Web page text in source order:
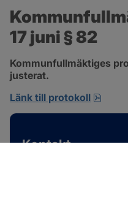
17 juni § 82
Kommunfullmäktiges
justerat.
Länk till protokoll
Kontakt